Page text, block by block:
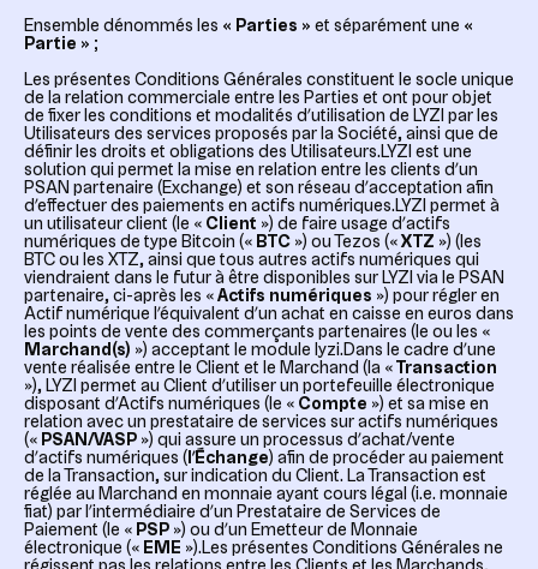
Ensemble dénommés les « Parties » et séparément une «
Partie » ;
Les présentes Conditions Générales constituent le socle unique
de la relation commerciale entre les Parties et ont pour objet
de fixer les conditions et modalités d’utilisation de LYZI par les
Utilisateurs des services proposés par la Société, ainsi que de
définir les droits et obligations des Utilisateurs.LYZI est une
solution qui permet la mise en relation entre les clients d’un
PSAN partenaire (Exchange) et son réseau d’acceptation afin
d’effectuer des paiements en actifs numériques.LYZI permet à
un utilisateur client (le « Client ») de faire usage d’actifs
numériques de type Bitcoin (« BTC ») ou Tezos (« XTZ ») (les
BTC ou les XTZ, ainsi que tous autres actifs numériques qui
viendraient dans le futur à être disponibles sur LYZI via le PSAN
partenaire, ci-après les « Actifs numériques ») pour régler en
Actif numérique l’équivalent d’un achat en caisse en euros dans
les points de vente des commerçants partenaires (le ou les «
Marchand(s) ») acceptant le module lyzi.Dans le cadre d’une
vente réalisée entre le Client et le Marchand (la «
Transaction
»), LYZI permet au Client d’utiliser un portefeuille électronique
disposant d’Actifs numériques (le « Compte ») et sa mise en
relation avec un prestataire de services sur actifs numériques
(« PSAN/VASP ») qui assure un processus d’achat/vente
d’actifs numériques ( l’Échange) afin de procéder au paiement
de la Transaction, sur indication du Client. La Transaction est
réglée au Marchand en monnaie ayant cours légal (i.e. monnaie
fiat) par l’intermédiaire d’un Prestataire de Services de
Paiement (le « PSP ») ou d’un Emetteur de Monnaie
électronique (« EME »).Les présentes Conditions Générales ne